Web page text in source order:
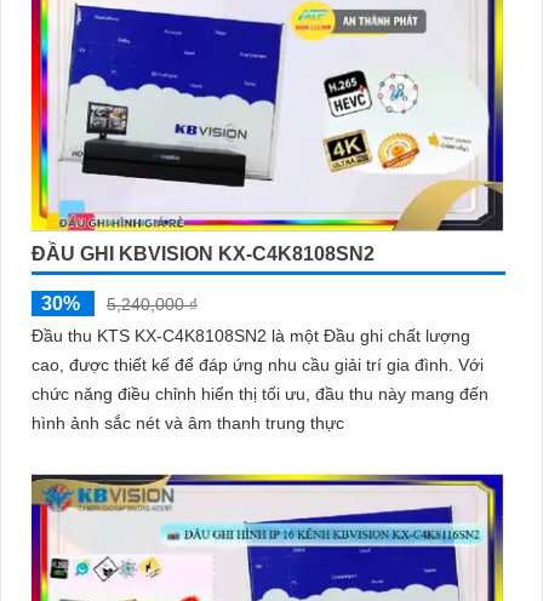
ĐẦU GHI KBVISION KX-C4K8108SN2
30%
5,240,000 ₫
Đầu thu KTS KX-C4K8108SN2 là một Đầu ghi chất lượng
cao, được thiết kế để đáp ứng nhu cầu giải trí gia đình. Với
chức năng điều chỉnh hiển thị tối ưu, đầu thu này mang đến
hình ảnh sắc nét và âm thanh trung thực